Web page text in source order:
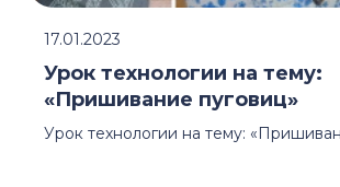
Урок технологии на тему:
Урок технологии на тему:
«Пришивание пуговиц»
17.01.2023